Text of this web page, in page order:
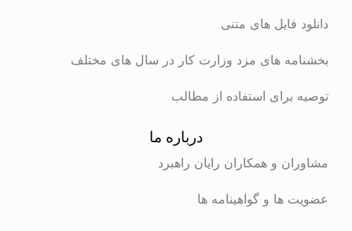
دانلود فایل های متنی
بخشنامه های مزد وزارت کار در سال های مختلف
توصیه برای استفاده از مطالب
درباره ما
مشاوران و همکاران رایان راهبرد
عضویت ها و گواهینامه ها